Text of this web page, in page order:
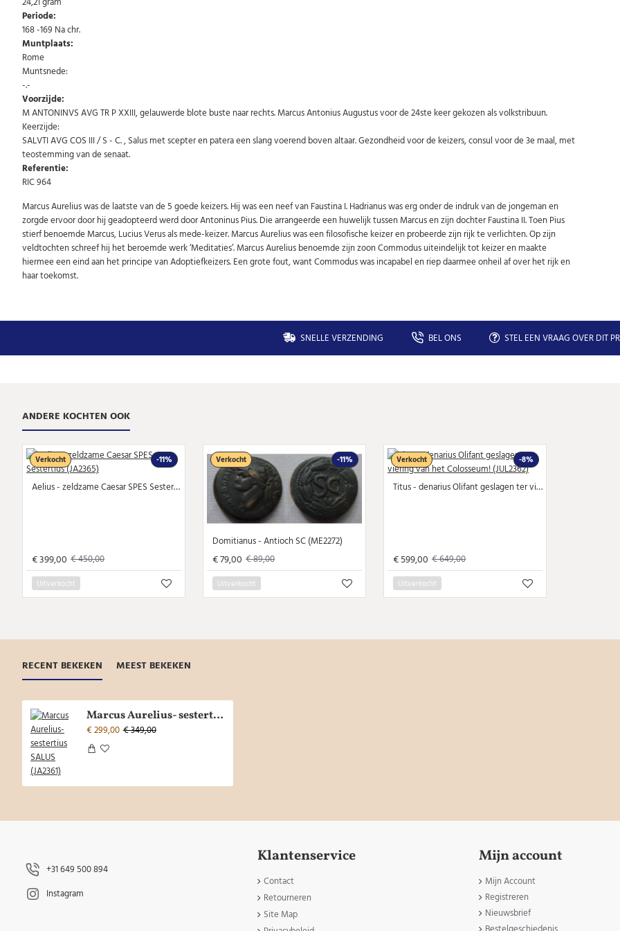
Abonneer u op onze nieuwsbrief
email
AANMELDEN
U kunt zich op elk moment weer afmelden via de nieuwsbrief.
Uw gegevens worden niet gedeeld met derden
Periode:
168 -169 Na chr.
Muntplaats:
Rome
Muntsnede:
-.-
Voorzijde:
M ANTONINVS AVG TR P XXIII, gelauwerde blote buste naar rechts. Marcus Antonius Augustus voor de 24ste keer gekozen als volkstribuun.
Keerzijde:
SALVTI AVG COS III / S - C. , Salus met scepter en patera een slang voerend boven altaar. Gezondheid voor de keizers, consul voor de 3e maal, met
teostemming van de senaat.
Referentie:
RIC 964
Marcus Aurelius was de laatste van de 5 goede keizers. Hij was een neef van Faustina I. Hadrianus was erg onder de indruk van de jongeman en
zorgde ervoor door hij geadopteerd werd door Antoninus Pius. Die arrangeerde een huwelijk tussen Marcus en zijn dochter Faustina II. Toen Pius
stierf benoemde Marcus, Lucius Verus als mede-keizer. Marcus Aurelius was een filosofische keizer en probeerde zijn rijk te verlichten. Op zijn
veldtochten schreef hij het beroemde werk ‘Meditaties’. Marcus Aurelius benoemde zijn zoon Commodus uiteindelijk tot keizer en maakte
hiermee een eind aan het principe van Adoptiefkeizers. Een grote fout, want Commodus was incapabel en riep daarmee onheil af over het rijk en
haar toekomst.
SNELLE VERZENDING BEL ONS STEL EEN VRAAG OVER DIT
ANDERE KOCHTEN OOK
-11%
Verkocht
Aelius - zeldzame Caesar SPES Sestertius (JA2365)
€ 399,00 € 450,00
Uitverkocht
-11%
Verkocht
Domitianus - Antioch SC (ME2272)
€ 79,00 € 89,00
Uitverkocht
-8%
Verkocht
Titus - denarius Olifant geslagen ter viering van het Colosseum! (JUL2362)
€ 599,00 € 649,00
Uitverkocht
RECENT BEKEKEN MEEST BEKEKEN
Marcus Aurelius- sestertius SALUS (JA2361)
€ 299,00 € 349,00
+31 649 500 894
Instagram
Klantenservice
Contact
Retourneren
Site Map
Mijn account
Mijn Account
Registreren
Nieuwsbrief